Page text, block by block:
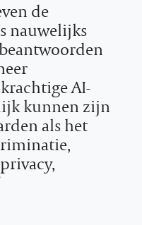
de
nauwelijks
AI-
kunnen zijn
als het